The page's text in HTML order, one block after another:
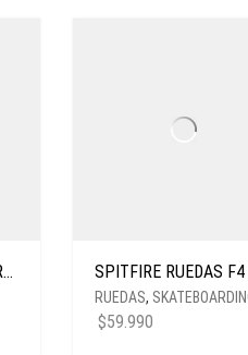
SHAKE JUNT LIJA HURRACANE FOY
RUEDAS,
$59.990